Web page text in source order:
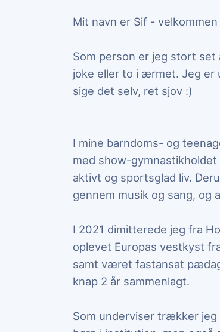
Mit navn er Sif - velkommen
Som person er jeg stort
joke eller to i ærmet. Jeg er
sige det selv, ret sjov :)
I mine barndoms- og
med show-
aktivt og sportsglad liv.
gennem musik og sang, og
I 2021 dimitterede jeg fra
oplevet Europas vestkyst
samt været fastansat
knap 2 år sammenlagt.
Som underviser trækker jeg